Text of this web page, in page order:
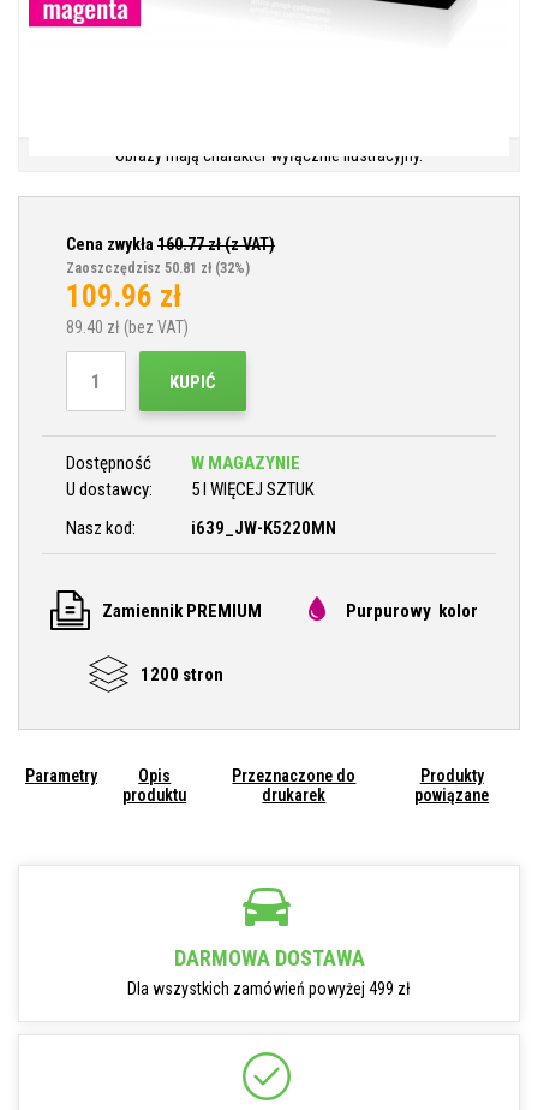
Obrazy mają charakter wyłącznie ilustracyjny.
Cena zwykła 160.77zł (z VAT)
Zaoszczędzisz 50.81 zł (32%)
109.96 zł
89.40 zł (bez VAT)
KUPIĆ
Dostępność
W MAGAZYNIE
U dostawcy:
5 I WIĘCEJ SZTUK
Nasz kod:
i639_JW-K5220MN
Zamiennik PREMIUM Purpurowy kolor
1200 stron
Parametry
Opis
produktu
Przeznaczone do
drukarek
Produkty
powiązane
DARMOWA DOSTAWA
Dla wszystkich zamówień powyżej 499 zł